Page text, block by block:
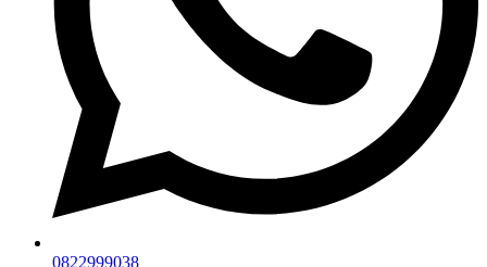
0822999038